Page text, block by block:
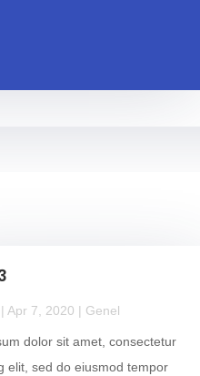
| Apr 7, 2020 | Genel
dolor sit amet, consectetur
elit, sed do eiusmod tempor